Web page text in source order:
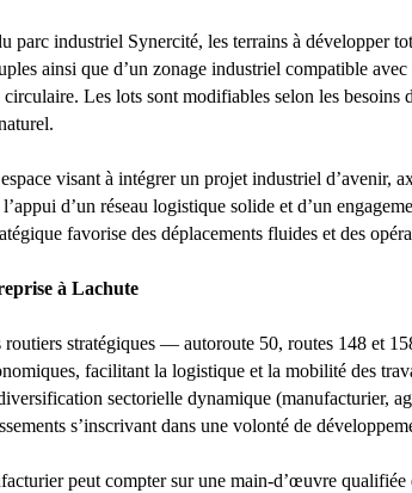
parc industriel Synercité, les terrains à développer
ainsi que d’un zonage industriel compatible
Les lots sont modifiables selon les besoins
visant à intégrer un projet industriel d’avenir,
l’appui d’un réseau logistique solide et d’un
favorise des déplacements fluides et des
à Lachute
routiers stratégiques — autoroute 50, routes 148 et
facilitant la logistique et la mobilité des
sectorielle dynamique (manufacturier,
s’inscrivant dans une volonté de
peut compter sur une main-d’œuvre qualifiée